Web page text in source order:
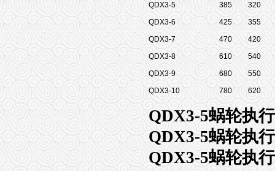
QDX3-5
385
320
QDX3-6
425
355
QDX3-7
470
420
QDX3-8
610
540
QDX3-9
680
550
QDX3-10
780 620
QDX3-5蜗轮执
QDX3-5蜗轮执
QDX3-5蜗轮执